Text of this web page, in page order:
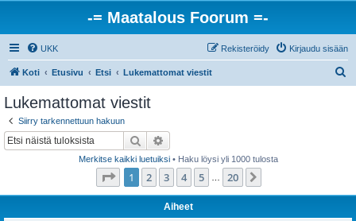
-= Maatalous Foorum =-
UKK Kirjaudu sisään
Rekisteröidy
Koti Etusivu Etsi Lukemattomat viestit
Lukemattomat viestit
Siirry tarkennettuun hakuun
Etsi
Merkitse kaikki luetuiksi• Haku löysi yli 1000 tulosta
Sivu /20
1 2 3 4 5 20
Aiheet